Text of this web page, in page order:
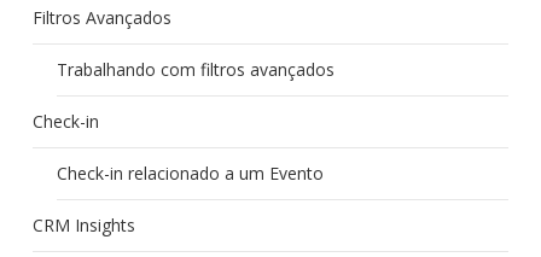
Filtros Avançados
Trabalhando com filtros avançados
Check-in
Check-in relacionado a um Evento
CRM Insights